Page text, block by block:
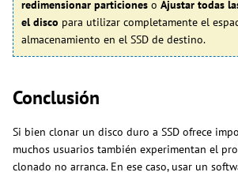
redimensionar particiones o Ajustar todas
el disco para utilizar completamente el
almacenamiento en el SSD de destino.
Conclusión
Si bien clonar un disco duro a SSD ofrece
muchos usuarios también experimentan el
clonado no arranca. En ese caso, usar un